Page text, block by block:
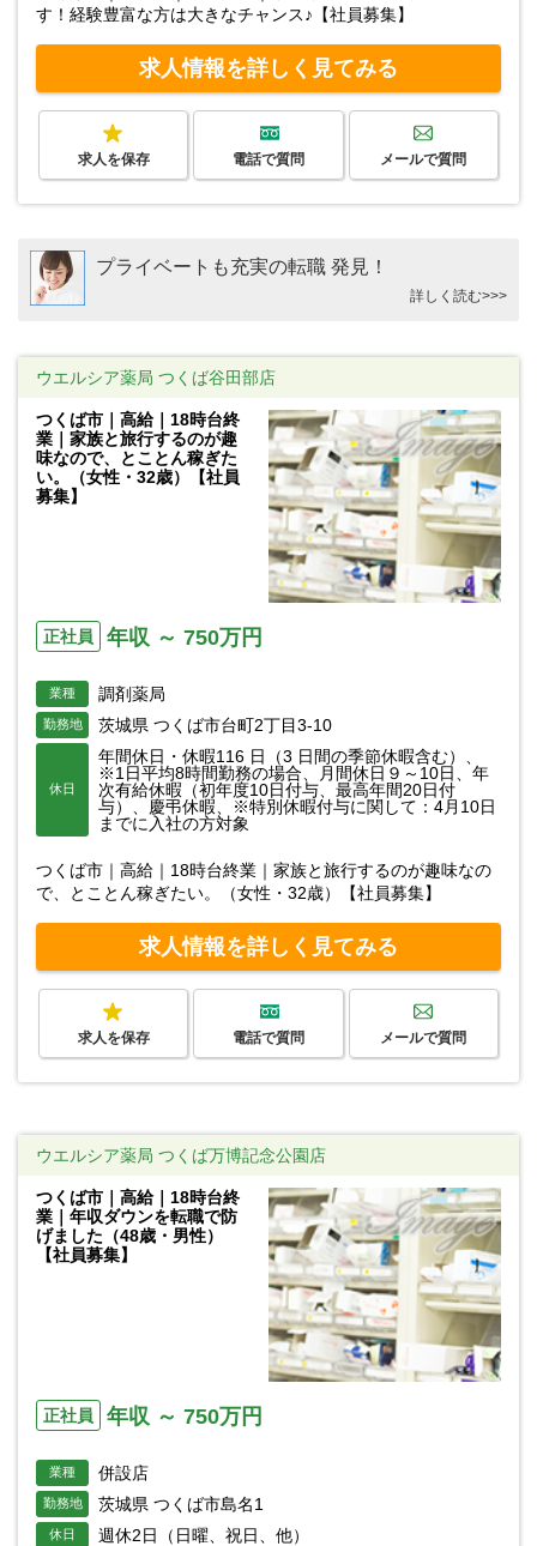
す！経験豊富な方は大きなチャンス♪【社員募集】
求人情報を詳しく見てみる
求人を保存 電話で質問 メールで質問
プライベートも充実の転職 発見！
詳しく読む>>>
ウエルシア薬局 つくば谷田部店
つくば市｜高給｜18時台終
業｜家族と旅行するのが趣
味なので、とことん稼ぎた
い。（女性・32歳）【社員
募集】
正社員 年収 ～ 750万円
業種 調剤薬局
勤務地 茨城県 つくば市台町2丁目3-10
休日
年間休日・休暇116 日（3 日間の季節休暇含む）、
※1日平均8時間勤務の場合、月間休日９～10日、年
次有給休暇（初年度10日付与、最高年間20日付
与）、慶弔休暇、※特別休暇付与に関して：4月10日
までに入社の方対象
つくば市｜高給｜18時台終業｜家族と旅行するのが趣味なの
で、とことん稼ぎたい。（女性・32歳）【社員募集】
求人情報を詳しく見てみる
求人を保存 電話で質問 メールで質問
ウエルシア薬局 つくば万博記念公園店
つくば市｜高給｜18時台終
業｜年収ダウンを転職で防
げました（48歳・男性）
【社員募集】
正社員 年収 ～ 750万円
業種 併設店
勤務地 茨城県 つくば市島名1
休日 週休2日（日曜、祝日、他）